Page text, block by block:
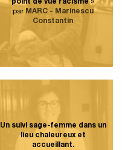
point de vue racisme »
par MARC - Marinescu
Constantin
Un suivi sage-femme dans un
lieu chaleureux et
accueillant.